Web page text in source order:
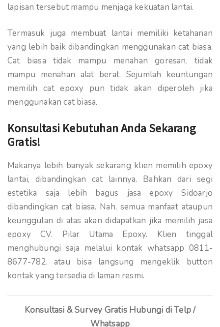
lapisan tersebut mampu menjaga kekuatan lantai.
Termasuk juga membuat lantai memiliki ketahanan
yang lebih baik dibandingkan menggunakan cat biasa.
Cat biasa tidak mampu menahan goresan, tidak
mampu menahan alat berat. Sejumlah keuntungan
memilih cat epoxy pun tidak akan diperoleh jika
menggunakan cat biasa.
Konsultasi Kebutuhan Anda Sekarang
Gratis!
Makanya lebih banyak sekarang klien memilih epoxy
lantai, dibandingkan cat lainnya. Bahkan dari segi
estetika saja lebih bagus jasa epoxy Sidoarjo
dibandingkan cat biasa. Nah, semua manfaat ataupun
keunggulan di atas akan didapatkan jika memilih jasa
epoxy CV. Pilar Utama Epoxy. Klien tinggal
menghubungi saja melalui kontak whatsapp 0811-
8677-782, atau bisa langsung mengeklik button
kontak yang tersedia di laman resmi.
Konsultasi & Survey Gratis Hubungi di Telp /
Whatsapp